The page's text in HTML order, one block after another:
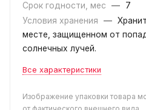
Срок годности, мес
—
7
Условия хранения
—
месте, защищенном от
солнечных лучей.
Все характеристики
Изображение упаковки товара